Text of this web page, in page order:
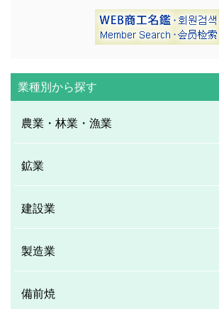
業種別から探す
農業・林業・漁業
鉱業
建設業
製造業
備前焼